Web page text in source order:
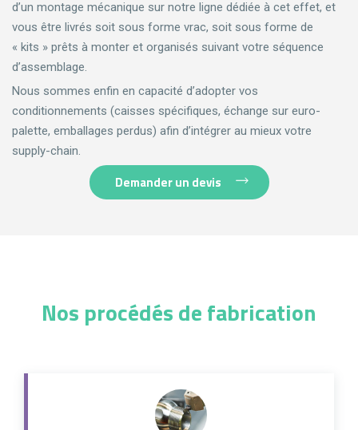
d’un montage mécanique sur notre ligne dédiée à cet effet, et
vous être livrés soit sous forme vrac, soit sous forme de
« kits » prêts à monter et organisés suivant votre séquence
d’assemblage.
Nous sommes enfin en capacité d’adopter vos
conditionnements (caisses spécifiques, échange sur euro-
palette, emballages perdus) afin d’intégrer au mieux votre
supply-chain.
Demander un devis
Nos procédés de fabrication